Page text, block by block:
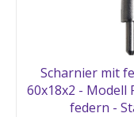
Scharnier mit
60x18x2 - Modell
federn -